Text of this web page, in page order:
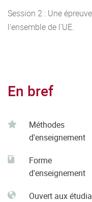
Session 2 : Une
l'ensemble de l'UE.
En bref
Méthodes
d'enseignement
Forme
d'enseignement
Ouvert aux